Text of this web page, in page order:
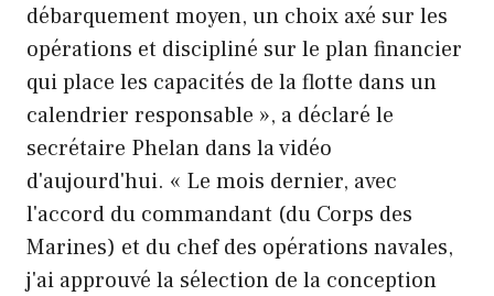
débarquement moyen, un choix axé sur les
opérations et discipliné sur le plan financier
qui place les capacités de la flotte dans un
calendrier responsable », a déclaré le
secrétaire Phelan dans la vidéo
d'aujourd'hui. « Le mois dernier, avec
l'accord du commandant (du Corps des
Marines) et du chef des opérations navales,
j'ai approuvé la sélection de la conception